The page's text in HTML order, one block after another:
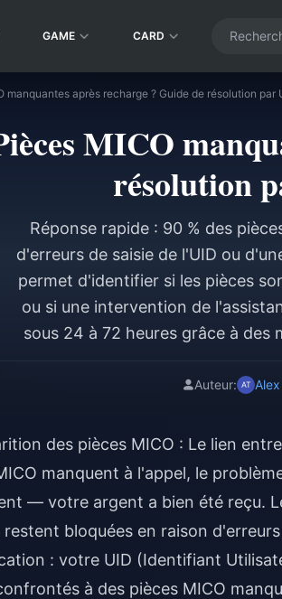
GAME CARD
MICO
résolution
Réponse rapide : 90 % des
d'erreurs de saisie de l'UID ou
permet d'identifier si les pièces
ou si une intervention de
sous 24 à 72 heures grâce à
Auteur:
des pièces MICO : Le lien
manquent à l'appel, le
— votre argent a bien été reçu.
restent bloquées en raison
: votre UID (Identifiant
à des pièces MICO